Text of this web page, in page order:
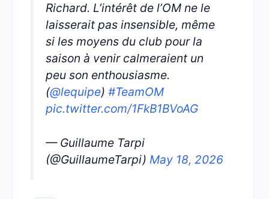
Richard. L’intérêt de l’OM ne le
laisserait pas insensible, même
si les moyens du club pour la
saison à venir calmeraient un
peu son enthousiasme.
(@lequipe) #TeamOM
pic.twitter.com/1FkB1BVoAG
— Guillaume Tarpi
(@GuillaumeTarpi) May 18, 2026